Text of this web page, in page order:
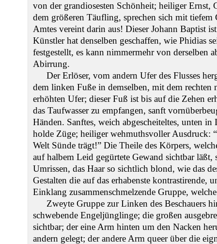
von der grandiosesten Schönheit; heiliger Ernst,
dem größeren Täufling, sprechen sich mit tiefem
Amtes vereint darin aus! Dieser Johann Baptist
Künstler hat denselben geschaffen, wie Phidias
festgestellt, es kann nimmermehr von derselben
Abirrung.
Der Erlöser, vom andern Ufer des Flusses
dem linken Fuße in demselben, mit dem rechten
erhöhten Ufer; dieser Fuß ist bis auf die Zehen
das Taufwasser zu empfangen, sanft
Händen. Sanftes, weich abgescheiteltes, unten
holde Züge; heiliger wehmuthsvoller Ausdruck:
Welt Sünde trägt!” Die Theile des Körpers,
auf halbem Leid gegürtete Gewand sichtbar
Umrissen, das Haar so sichtlich blond, wie das
Gestalten die auf das erhabenste kontrastirende,
Einklang zusammenschmelzende Gruppe,
Zweyte Gruppe zur Linken des Beschauers
schwebende Engeljünglinge; die großen
sichtbar; der eine Arm hinten um den Nacken
andern gelegt; der andere Arm queer über die